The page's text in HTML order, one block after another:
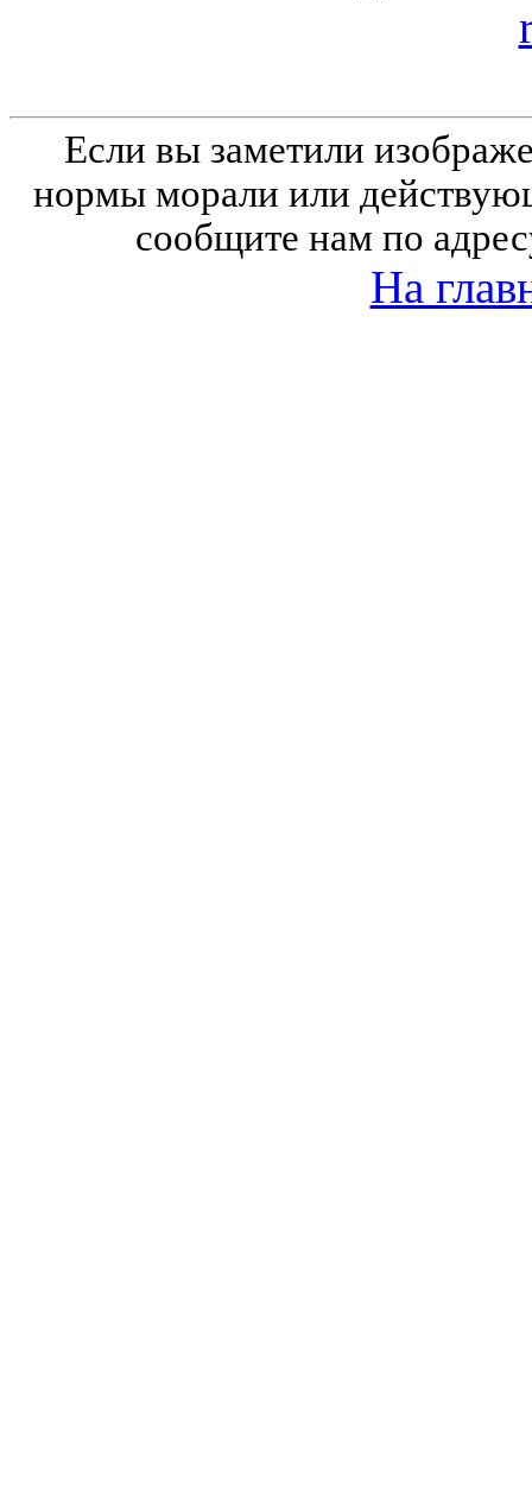
Если вы заметили
нормы морали или
сообщите нам по
На